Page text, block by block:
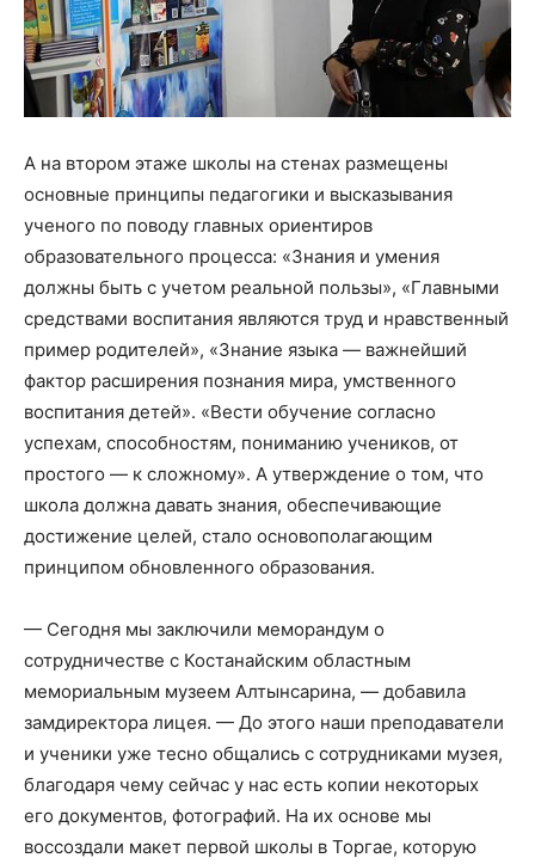
А на втором этаже школы на стенах размещены
основные принципы педагогики и высказывания
ученого по поводу главных ориентиров
образовательного процесса: «Знания и умения
должны быть с учетом реальной пользы», «Главными
средствами воспитания являются труд и нравственный
пример родителей», «Знание языка — важнейший
фактор расширения познания мира, умственного
воспитания детей». «Вести обучение согласно
успехам, способностям, пониманию учеников, от
простого — к сложному». А утверждение о том, что
школа должна давать знания, обеспечивающие
достижение целей, стало основополагающим
принципом обновленного образования.
— Сегодня мы заключили меморандум о
сотрудничестве с Костанайским областным
мемориальным музеем Алтынсарина, — добавила
замдиректора лицея. — До этого наши преподаватели
и ученики уже тесно общались с сотрудниками музея,
благодаря чему сейчас у нас есть копии некоторых
его документов, фотографий. На их основе мы
воссоздали макет первой школы в Торгае, которую